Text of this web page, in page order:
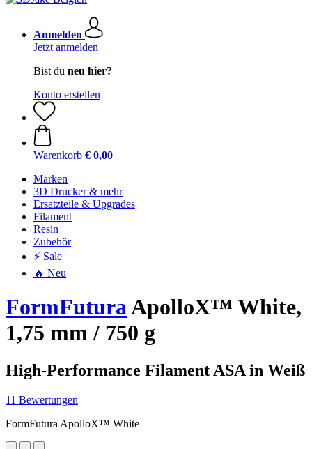
Anmelden
Jetzt anmelden
Bist du neu hier?
Konto erstellen
Warenkorb € 0,00
Marken
3D Drucker & mehr
Ersatzteile & Upgrades
Filament
Resin
Zubehör
⚡ Sale
🔥 Neu
FormFuturaApolloX™ White,
1,75 mm / 750 g
High-Performance Filament ASA in Weiß
11 Bewertungen
FormFutura ApolloX™ White